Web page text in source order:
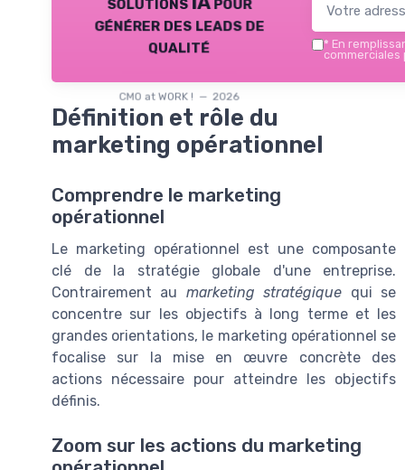
générer des leads de
qualité
CMO at WORK ! — 2026
* En
commerciales
Définition et rôle du
marketing opérationnel
Comprendre le marketing
opérationnel
Le marketing opérationnel est une composante
clé de la stratégie globale d'une entreprise.
Contrairement au marketing stratégique qui se
concentre sur les objectifs à long terme et les
grandes orientations, le marketing opérationnel se
focalise sur la mise en œuvre concrète des
actions nécessaire pour atteindre les objectifs
définis.
Zoom sur les actions du marketing